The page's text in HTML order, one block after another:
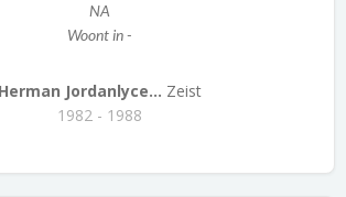
NA
Woont in -
Herman Jordanlyce... Zeist
1982 - 1988